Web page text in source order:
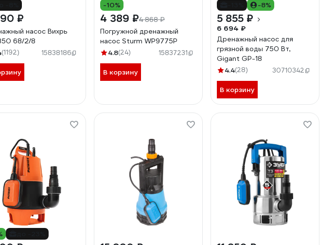
₽
насос Вихрь
68/2/8
(1192) 15838186
-10%
4 389 ₽4 868 ₽
Погружной дренажный
насос Sturm WP9775P
4.8(24) 15837231
В корзину
-8%
5 855 ₽
6 694 ₽
Дренажный насос для
грязной воды 750 Вт,
Gigant GP-18
4.4(28) 30710342
В корзину